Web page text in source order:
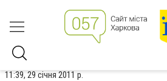
11:39, 29 січня 2011 р.